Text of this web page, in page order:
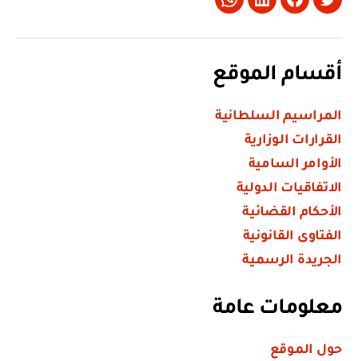
Twitter
Facebook
LinkedIn
Whatsapp
أقسام الموقع
المراسيم السلطانية
القرارات الوزارية
الأوامر السامية
الاتفاقيات الدولية
الأحكام القضائية
الفتاوى القانونية
الجريدة الرسمية
معلومات عامة
حول الموقع